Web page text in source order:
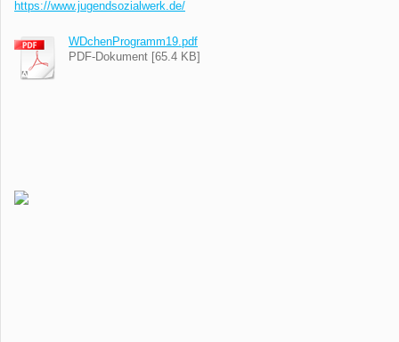
https://www.jugendsozialwerk.de/
WDchenProgramm19.pdf
PDF-Dokument [65.4 KB]